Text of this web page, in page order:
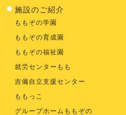
施設のご紹介
ももぞの学園
ももぞの育成園
ももぞの福祉園
就労センターもも
吉備自立支援センター
ももっこ
グループホームももぞの